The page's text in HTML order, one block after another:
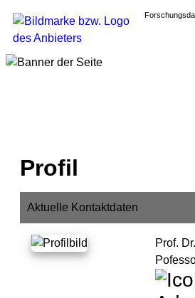
Profil
Aktuelle Kontaktdaten
Prof.